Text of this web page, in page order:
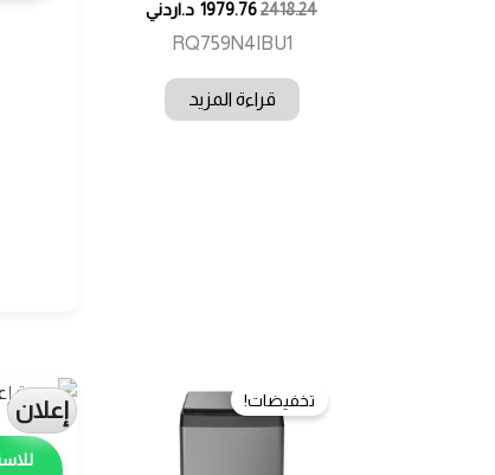
2418.24
1979.76 د.اردني
RQ759N4IBU1
قراءة المزيد
تخفيضات! إعلان